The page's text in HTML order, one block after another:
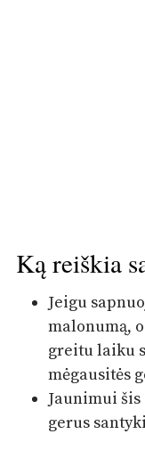
Ką reiškia
Jeigu
malonumą,
greitu laiku
mėgausitės
Jaunimui šis
gerus